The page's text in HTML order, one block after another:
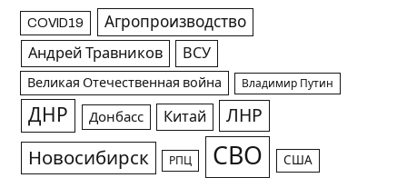
COVID19 Агропроизводство
Андрей Травников ВСУ
Великая Отечественная война Владимир Путин
ДНР Донбасс Китай ЛНР
Новосибирск РПЦ СВО США